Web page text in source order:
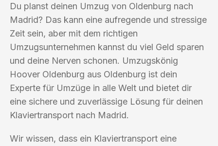
Du planst deinen Umzug von Oldenburg nach
Madrid? Das kann eine aufregende und stressige
Zeit sein, aber mit dem richtigen
Umzugsunternehmen kannst du viel Geld sparen
und deine Nerven schonen. Umzugskönig
Hoover Oldenburg aus Oldenburg ist dein
Experte für Umzüge in alle Welt und bietet dir
eine sichere und zuverlässige Lösung für deinen
Klaviertransport nach Madrid.
Wir wissen, dass ein Klaviertransport eine